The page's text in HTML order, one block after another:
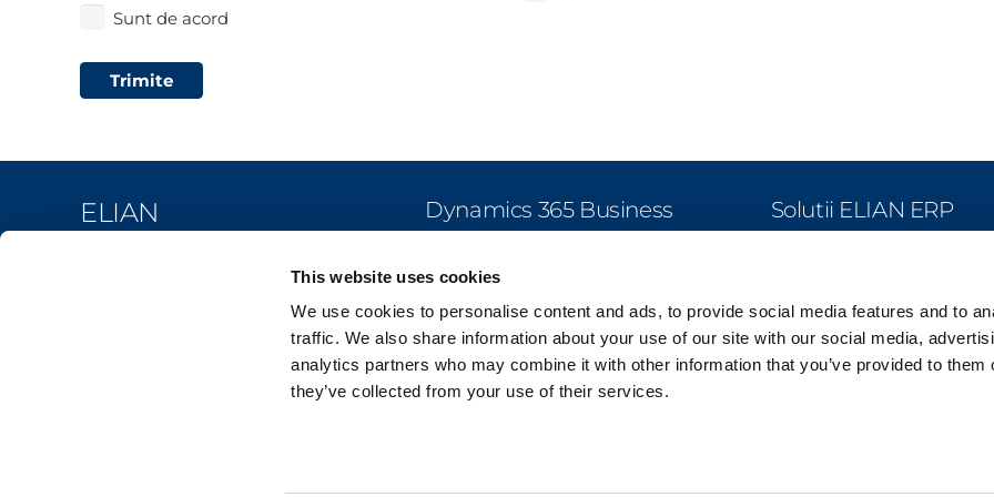
This website uses cookies
We use cookies to personalise content and ads, to provide social media features and to
traffic. We also share information about your use of our site with our social media,
analytics partners who may combine it with other information that you’ve provided to them
they’ve collected from your use of their services.
Sunt de acord
Trimite
ELIAN
Your Workflow. Upgraded.
Prelucrarea datelor personale
Dynamics 365 Business
Vanzari si Marketing
Cumparari si Datorii
Depozit
Productie
Proiecte
Solutii ELIAN ERP
Retail & Distributie
Imobiliare
Localizare BC